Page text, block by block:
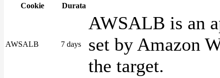
Cookie Durata
AWSALB 7 days
AWSALB is an
set by Amazon
the target.